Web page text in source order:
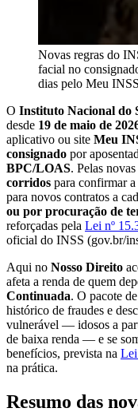
Novas regras do
facial no
dias pelo Meu
O Instituto Nacional do
desde 19 de maio de
aplicativo ou site Meu
consignado por
BPC/LOAS. Pelas
corridos para confirmar
para novos contratos a
ou por procuração de
reforçadas pela Lei nº
oficial do INSS (gov.br/
Aqui no Nosso Direito
afeta a renda de quem
Continuada. O pacote
histórico de fraudes e
vulnerável — idosos a
de baixa renda — e se
benefícios, prevista na
na prática.
Resumo das